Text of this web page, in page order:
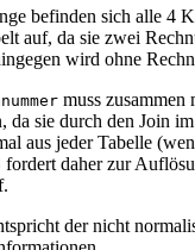
befinden sich alle 4
auf, da sie zwei
wird ohne
muss zusammen
da sie durch den Join
aus jeder Tabelle
daher zur
der nicht